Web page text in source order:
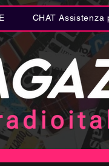
CHAT Assistenza